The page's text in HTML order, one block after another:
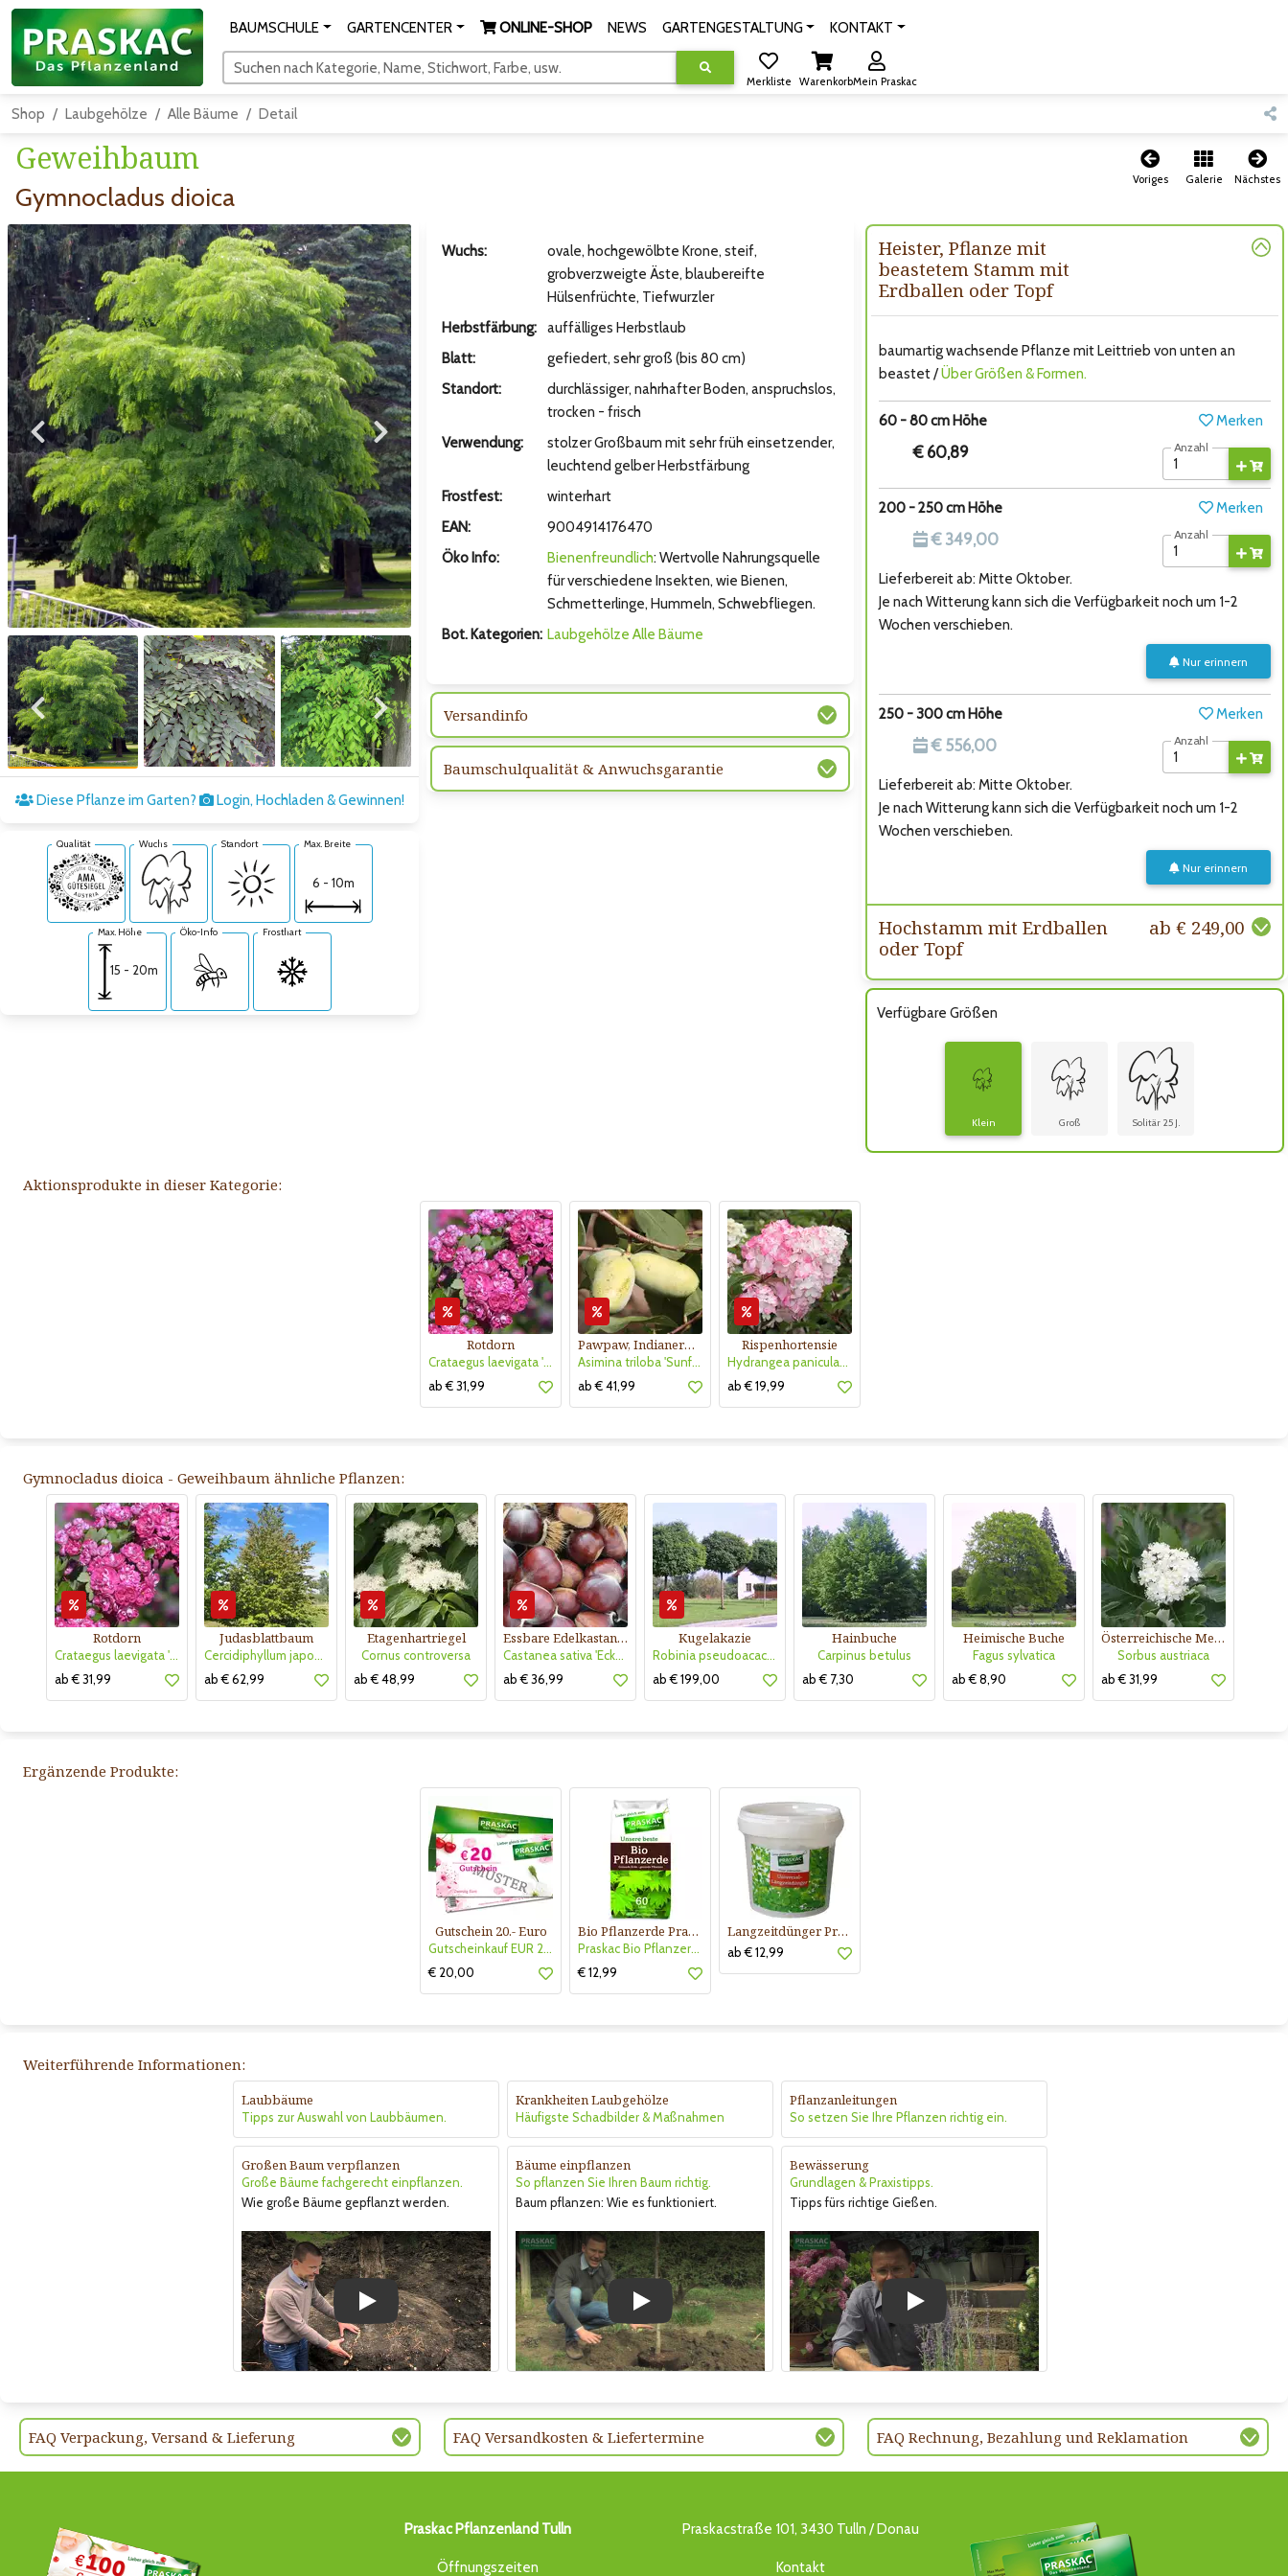
BAUMSCHULE GARTENCENTER ONLINE-SHOP NEWS GARTENGESTALTUNG KONTAKT
Suchen nach Kategorie, Name, Stichwort, Farbe, usw.
Merkliste WarenkorbMein Praskac
Shop Laubgehölze Alle Bäume Detail
Geweihbaum
Gymnocladus dioica
Voriges Galerie Nächstes
Zum vorigen Bild Zum nächsten Bild
Zum vorigen Bild Zum nächsten Bild
Diese Pflanze im Garten? Login, Hochladen & Gewinnen!
Qualität Wuchs Standort Max. Breite
6 - 10m
Max. Höhe
15 - 20m
Öko-Info Frosthart
Heister, Pflanze mit
beastetem Stamm mit
Erdballen oder Topf
baumartig wachsende Pflanze mit Leittrieb von unten an
beastet /Über Größen & Formen.
60 - 80 cm Höhe Merken
€ 60,89 Anzahl
200 - 250 cm Höhe Merken
€ 349,00 Anzahl
Lieferbereit ab: Mitte Oktober.
Je nach Witterung kann sich die Verfügbarkeit noch um 1-2
Wochen verschieben.
Nur erinnern
250 - 300 cm Höhe Merken
€ 556,00 Anzahl
Lieferbereit ab: Mitte Oktober.
Je nach Witterung kann sich die Verfügbarkeit noch um 1-2
Wochen verschieben.
Nur erinnern
Hochstamm mit Erdballen
oder Topf
ab € 249,00
Verfügbare Größen
Klein Groß Solitär 25 J.
Wuchs:
ovale, hochgewölbte Krone, steif,
grobverzweigte Äste, blaubereifte
Hülsenfrüchte, Tiefwurzler
Herbstfärbung:
auffälliges Herbstlaub
Blatt:
gefiedert, sehr groß (bis 80 cm)
Standort:
durchlässiger, nahrhafter Boden, anspruchslos,
trocken - frisch
Verwendung:
stolzer Großbaum mit sehr früh einsetzender,
leuchtend gelber Herbstfärbung
Frostfest:
winterhart
EAN:
9004914176470
Öko Info:
Bienenfreundlich: Wertvolle Nahrungsquelle
für verschiedene Insekten, wie Bienen,
Schmetterlinge, Hummeln, Schwebfliegen.
Bot. Kategorien: Laubgehölze Alle Bäume
Versandinfo
Baumschulqualität & Anwuchsgarantie
Aktionsprodukte in dieser Kategorie:
Rotdorn
Crataegus laevigata 'Pauls Scarlet'
ab € 31,99
Pawpaw, Indianerbanane
Asimina triloba 'Sunflower'
ab € 41,99
Rispenhortensie
Hydrangea paniculata 'Vanille Fraise'
ab € 19,99
Gymnocladus dioica - Geweihbaum ähnliche Pflanzen:
Rotdorn
Crataegus laevigata 'Pauls Scarlet'
ab € 31,99
Judasblattbaum
Cercidiphyllum japonicum
ab € 62,99
Etagenhartriegel
Cornus controversa
ab € 48,99
Essbare Edelkastanie, Maroni
Castanea sativa 'Ecker 1'
ab € 36,99
Kugelakazie
Robinia pseudoacacia 'Umbraculifera'
ab € 199,00
Hainbuche
Carpinus betulus
ab € 7,30
Heimische Buche
Fagus sylvatica
ab € 8,90
Österreichische Mehlbeere
Sorbus austriaca
ab € 31,99
Ergänzende Produkte:
Gutschein 20.- Euro
Gutscheinkauf EUR 20.-
€ 20,00
Bio Pflanzerde Praskac
Praskac Bio Pflanzerde
€ 12,99
Langzeitdünger Praskac
ab € 12,99
Weiterführende Informationen:
Laubbäume
Tipps zur Auswahl von Laubbäumen.
Krankheiten Laubgehölze
Häufigste Schadbilder & Maßnahmen
Pflanzanleitungen
So setzen Sie Ihre Pflanzen richtig ein.
Großen Baum verpflanzen
Große Bäume fachgerecht einpflanzen.
Wie große Bäume gepflanzt werden.
Play
Bäume einpflanzen
So pflanzen Sie Ihren Baum richtig.
Baum pflanzen: Wie es funktioniert.
Play
Bewässerung
Grundlagen & Praxistipps.
Tipps fürs richtige Gießen.
Play
FAQ Verpackung, Versand & Lieferung FAQ Versandkosten & Liefertermine FAQ Rechnung, Bezahlung und Reklamation
Praskac Pflanzenland Tulln
Öffnungszeiten
Praskacstraße 101, 3430 Tulln / Donau
Kontakt